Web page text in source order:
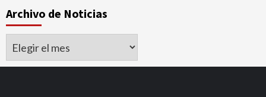
Archivo de Noticias
Archivo